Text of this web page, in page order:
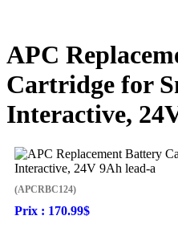
APC
Cartridge for
Interactive,
(APCRBC124)
Prix : 170.99$